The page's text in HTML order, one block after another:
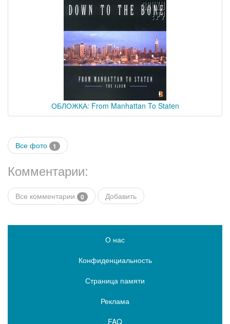
ОБЛОЖКА: From Manhattan To Staten
Все фото 1
Комментарии:
Все комментарии 0 Добавить
О нас
Конфиденциальность
Страница памяти
Реклама
FAQ